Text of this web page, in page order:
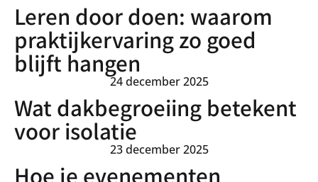
Leren door doen: waarom
praktijkervaring zo goed
blijft hangen
24 december 2025
Wat dakbegroeiing betekent
voor isolatie
23 december 2025
Hoe je evenementen